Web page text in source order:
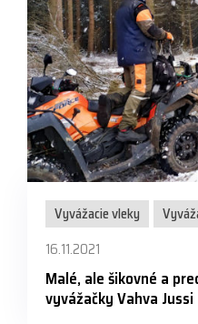
Vyvážacie vleky
16.11.2021
Malé, ale šikovné a
vyvážačky Vahva Jussi